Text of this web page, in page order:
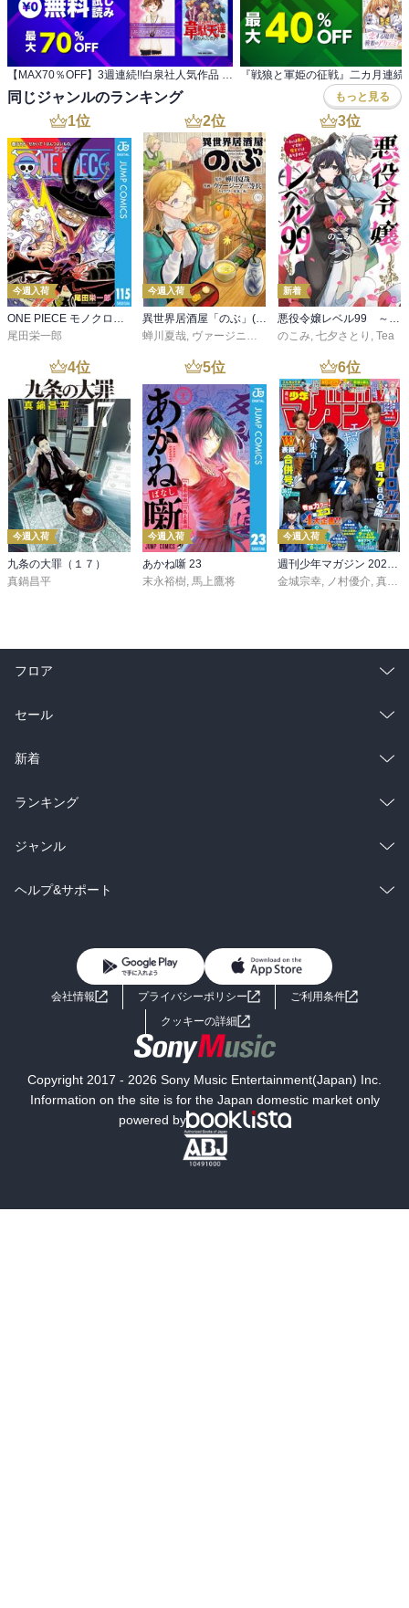
【MAX70％OFF】3週連続!!白泉社人気作品 夏の特大割引フェア 第2弾
同じジャンルのランキング もっと見る
1位
今週入荷
尾田栄一郎
2位
今週入荷
蝉川夏哉 ヴァージニア二等兵 ,転
3位
新着
のこみ 七夕さとり Tea
4位
今週入荷
九条の大罪（１７）
真鍋昌平
5位
今週入荷
あかね噺 23
末永裕樹, 馬上鷹将
6位
今週入荷
週刊少年マガジン 2026年36・37号[2026年8月5日発売]
金城宗幸, ノ村優介, 真島ヒロ
フロア
総合
ラノベ
雑誌・グラビア
BL・TL
セール
総合
ラノベ
雑誌・グラビア
BL・TL
新着
総合
ラノベ
雑誌・グラビア
ランキング
総合
ラノベ
ジャンル
コミック
ライトノベル 男子向けラノベ
小説
海外小説
ミステリー SF
文学
ヘルプ&サポート
よくあるご質問 お問い合わせ
会社情報 プライバシーポリシー
ご利用条件
クッキーの詳細
Copyright 2017 - 2026 Sony Music Entertainment(Japan) Inc.
Information on the site is for the Japan domestic market only
powered by